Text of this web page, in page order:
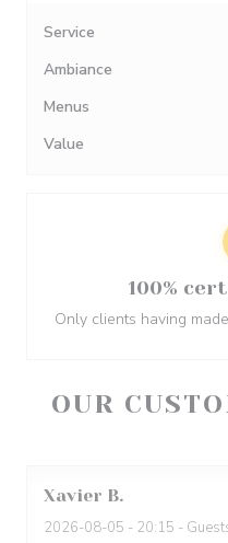
OUR
Xavier B
2026-08-05 - 20:15 -
Service
Ambiance
Menus
Value
100%
Only clients having